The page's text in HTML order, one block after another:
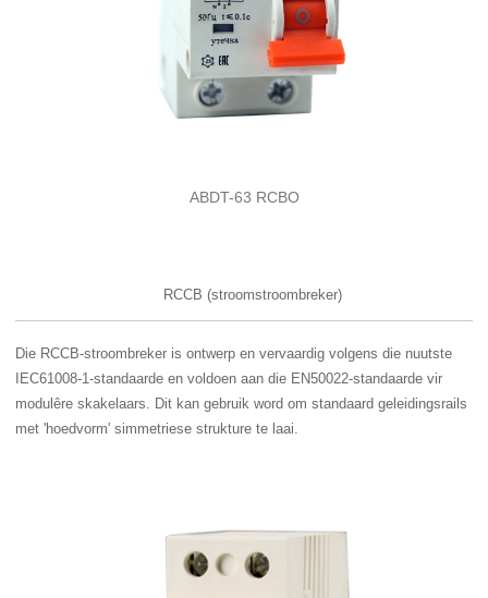
ABDT-63 RCBO
RCCB (stroomstroombreker)
Die RCCB-stroombreker is ontwerp en vervaardig volgens die nuutste
IEC61008-1-standaarde en voldoen aan die EN50022-standaarde vir
modulêre skakelaars. Dit kan gebruik word om standaard geleidingsrails
met 'hoedvorm' simmetriese strukture te laai.